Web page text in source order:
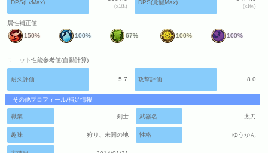
DPS(LvMax)
(x1体)
DPS(覚醒Max)
(x1体)
属性補正値
150%
100% 67% 100% 100%
ユニット性能参考値(自動計算)
耐久評価 5.7 攻撃評価 8.0
その他プロフィール/補足情報
職業 剣士 武器名 太刀
趣味 狩り、未開の地 性格 ゆうかん